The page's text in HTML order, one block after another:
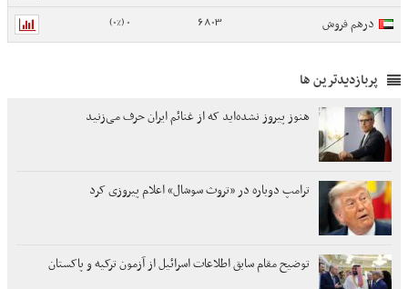
درهم فروش 6803
0 (0%)
پربازدیدترین ها
هنوز پیروز نشده‌اید که از غنائم ایران حرف می‌زنید
ترامپ دوباره در «تروث سوشال» اعلام پیروزی کرد
توضیح مقام سابق اطلاعات اسرائیل از آزمون ترکیه و پاکستان